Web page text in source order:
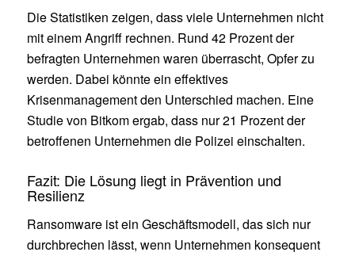
Die Statistiken zeigen, dass viele Unternehmen nicht
mit einem Angriff rechnen. Rund 42 Prozent der
befragten Unternehmen waren überrascht, Opfer zu
werden. Dabei könnte ein effektives
Krisenmanagement den Unterschied machen. Eine
Studie von Bitkom ergab, dass nur 21 Prozent der
betroffenen Unternehmen die Polizei einschalten.
Fazit: Die Lösung liegt in Prävention und
Resilienz
Ransomware ist ein Geschäftsmodell, das sich nur
durchbrechen lässt, wenn Unternehmen konsequent